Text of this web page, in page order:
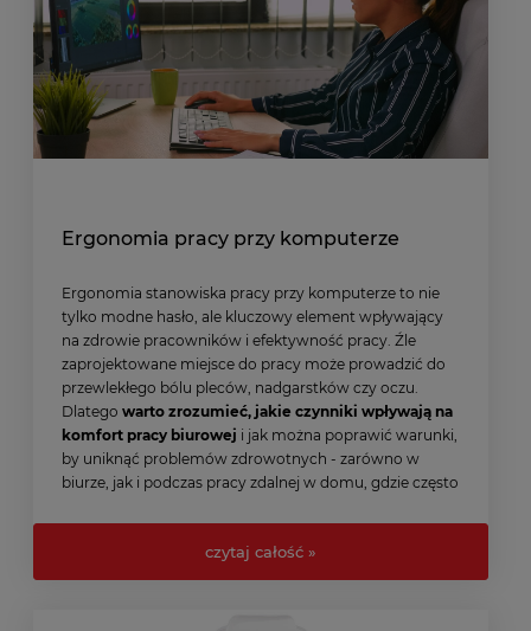
Ergonomia pracy przy komputerze
Ergonomia stanowiska pracy przy komputerze to nie
tylko modne hasło, ale kluczowy element wpływający
na zdrowie pracowników i efektywność pracy. Źle
zaprojektowane miejsce do pracy może prowadzić do
przewlekłego bólu pleców, nadgarstków czy oczu.
Dlatego warto zrozumieć, jakie czynniki wpływają na
komfort pracy biurowej i jak można poprawić warunki,
by uniknąć problemów zdrowotnych - zarówno w
biurze, jak i podczas pracy zdalnej w domu, gdzie często
czytaj całość »